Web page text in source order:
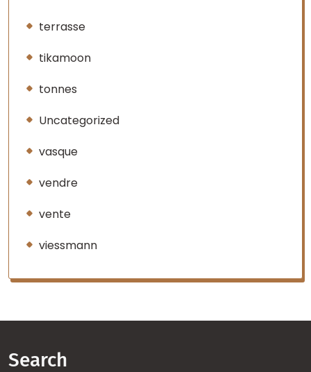
terrasse
tikamoon
tonnes
Uncategorized
vasque
vendre
vente
viessmann
Search